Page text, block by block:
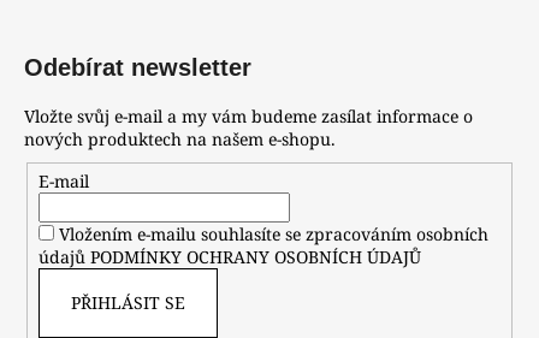
Odebírat newsletter
Vložte svůj e-mail a my vám budeme zasílat informace o
nových produktech na našem e-shopu.
E-mail
Vložením e-mailu souhlasíte se zpracováním osobních
údajů PODMÍNKY OCHRANY OSOBNÍCH ÚDAJŮ
PŘIHLÁSIT SE